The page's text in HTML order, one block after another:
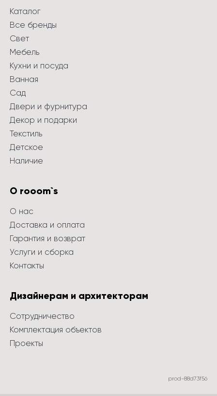
Каталог
Все бренды
Свет
Мебель
Кухни и посуда
Ванная
Сад
Двери и фурнитура
Декор и подарки
Текстиль
Детское
Наличие
О rooom`s
О нас
Доставка и оплата
Гарантия и возврат
Услуги и сборка
Контакты
Дизайнерам и архитекторам
Сотрудничество
Комплектация объектов
Проекты
prod-88d73f56